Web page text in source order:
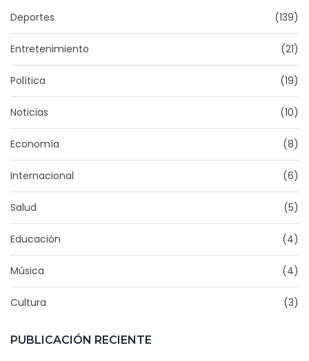
Deportes (139)
Entretenimiento (21)
Política (19)
Noticias (10)
Economía (8)
Internacional (6)
Salud (5)
Educación (4)
Música (4)
Cultura (3)
PUBLICACIÓN RECIENTE